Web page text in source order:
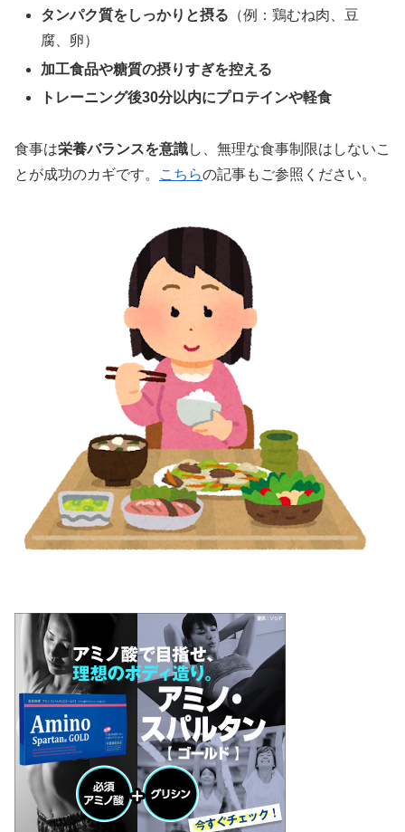
タンパク質をしっかりと摂る （例：鶏むね肉、豆
腐、卵）
加工食品や糖質の摂りすぎを控える
トレーニング後30分以内にプロテインや軽食
食事は栄養バランスを意識し、無理な食事制限はしないこ
とが成功のカギです。
こちらの記事もご参照ください。